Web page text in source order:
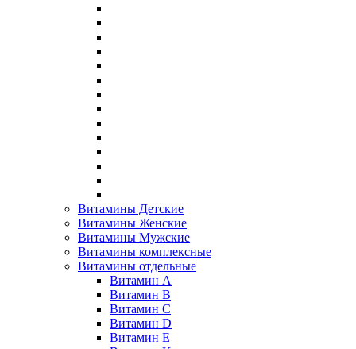
Витамины Детские
Витамины Женские
Витамины Мужские
Витамины комплексные
Витамины отдельные
Витамин A
Витамин B
Витамин C
Витамин D
Витамин E